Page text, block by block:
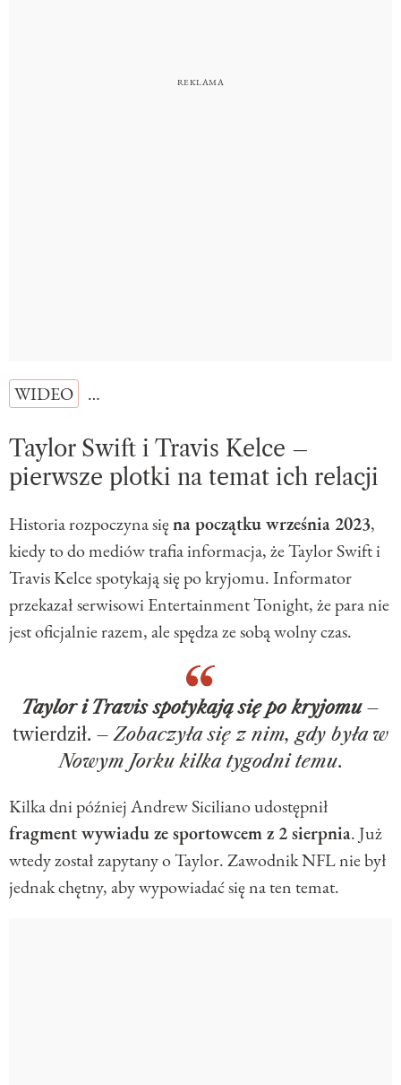
WIDEO …
Taylor Swift i Travis Kelce –
pierwsze plotki na temat ich relacji
Historia rozpoczyna sięna początku września 2023,
kiedy to do mediów trafia informacja, że Taylor Swift i
Travis Kelce spotykają się po kryjomu. Informator
przekazał serwisowi Entertainment Tonight, że para nie
jest oficjalnie razem, ale spędza ze sobą wolny czas.
Taylor i Travis spotykają się po kryjomu–
twierdził. –Zobaczyła się z nim, gdy była w
Nowym Jorku kilka tygodni temu.
Kilka dni później Andrew Siciliano udostępnił
fragment wywiadu ze sportowcem z 2 sierpnia. Już
wtedy został zapytany o Taylor. Zawodnik NFL nie był
jednak chętny, aby wypowiadać się na ten temat.